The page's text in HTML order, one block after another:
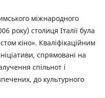
міжнародного
року) столиця Італії була
кіно». Кваліфікаційним
спрямовані на
спільнот і
до культурного